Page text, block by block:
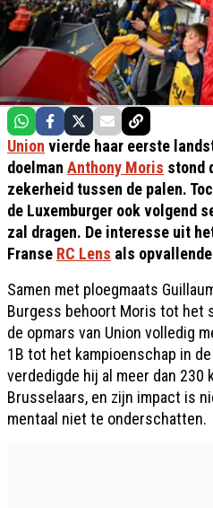
Union vierde haar eerste
doelman Anthony Moris stond
zekerheid tussen de palen.
de Luxemburger ook volgend
zal dragen. De interesse uit
Franse RC Lens als
Samen met ploegmaats
Burgess behoort Moris tot het
de opmars van Union volledig
1B tot het kampioenschap in
verdedigde hij al meer dan 230
Brusselaars, en zijn impact is
mentaal niet te onderschatten.